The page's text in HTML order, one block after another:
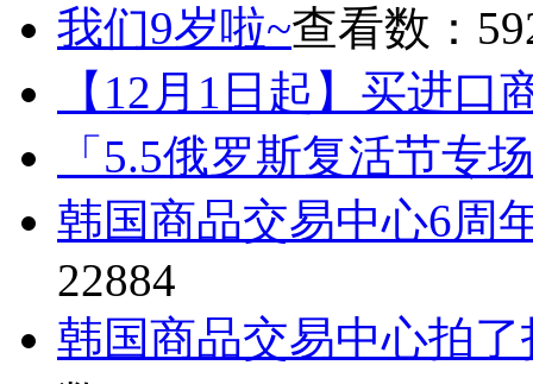
我们9岁啦~查看数：
【12月1日起】买进口
「5.5俄罗斯复活节专
韩国商品交易中心6周
22884
韩国商品交易中心拍